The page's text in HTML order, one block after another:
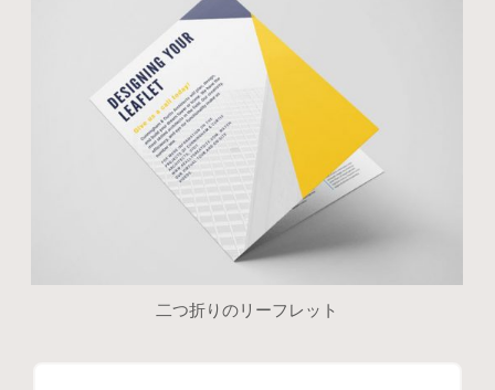
二つ折りのリーフレット